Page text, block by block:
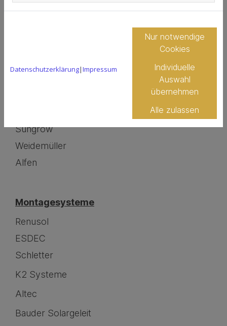
Hardy Barth
Sungrow
Weidemüller
Alfen
Montagesysteme
Renusol
ESDEC
Schletter
K2 Systeme
Altec
Bauder Solargeleit
Datenschutzerklärung|Impressum
Nur notwendige
Cookies
Individuelle
Auswahl
übernehmen
Alle zulassen